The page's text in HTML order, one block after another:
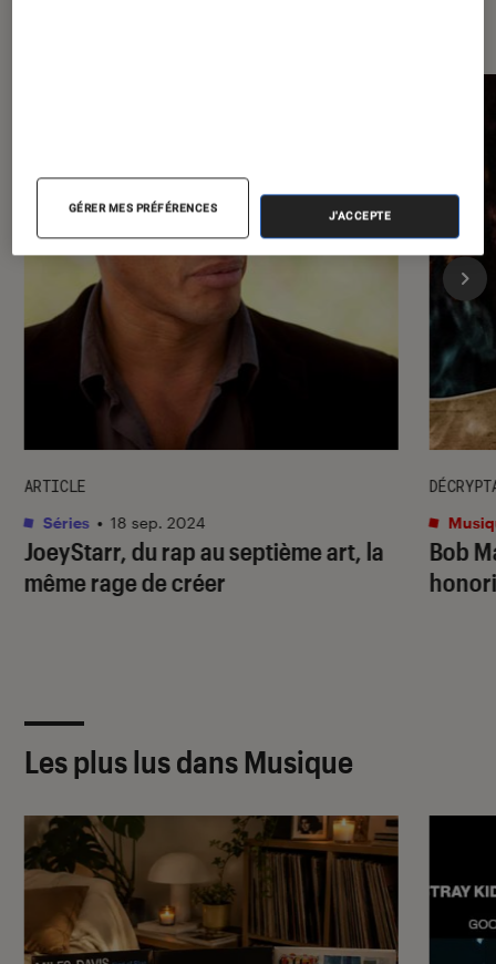
JoeyStarr, du rap au septième art, la
même rage de créer
ARTICLE
Séries • 18 sep. 2024
Bob
Les plus lus dans Musique
GÉRER MES PRÉFÉRENCES
J'ACCEPTE